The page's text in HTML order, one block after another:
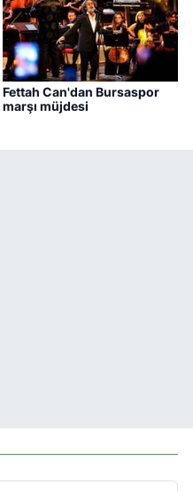
Fettah Can'dan Bursaspor
marşı müjdesi